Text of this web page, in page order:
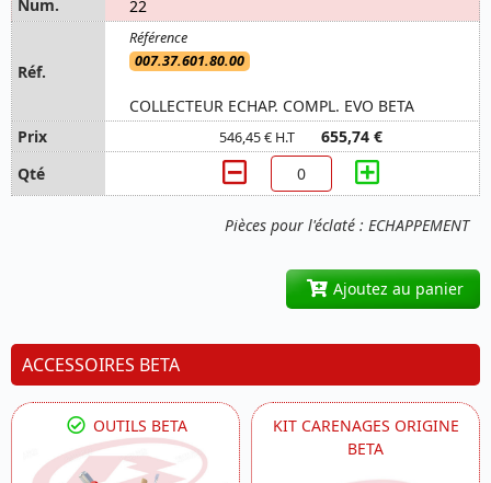
Pièces pour l'éclaté : ECHAPPEMENT
22
007.37.601.80.00
COLLECTEUR ECHAP. COMPL. EVO BETA
546,45 € H.T 655,74 €
Ajoutez au panier
ACCESSOIRES BETA
OUTILS BETA
KIT CARENAGES ORIGINE
BETA